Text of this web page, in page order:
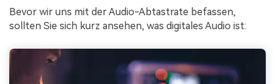
Bevor wir uns mit der Audio-Abtastrate befassen,
sollten Sie sich kurz ansehen, was digitales Audio ist: